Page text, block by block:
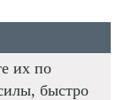
их по
быстро